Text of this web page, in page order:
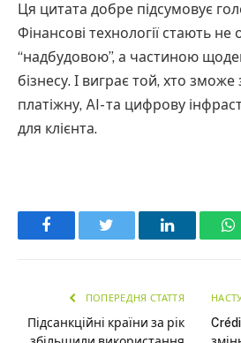
Ця цитата добре підсумовує
Фінансові технології стають
“надбудовою”, а частиною
бізнесу. І виграє той, хто
платіжну, AI- та цифрову
для клієнта.
Facebook LinkedIn
ПОПЕРЕДНЯ СТАТТЯ
Підсанкційні країни за рік